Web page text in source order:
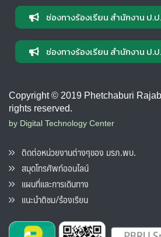
ช่องทางร้องเรียน สำนักงาน ป.
ช่องทางร้องเรียน สำนักงาน ป.
Copyright © 2019 Phetchaburi
rights reserved.
by Digital Technology Center
ติดต่อหน่วยงานต่างๆของ มรภ.พบ.
สมุดโทรศัพท์ออนไลน์
แผนที่และการเดินทาง
แนะนำติชม/ร้องเรียน